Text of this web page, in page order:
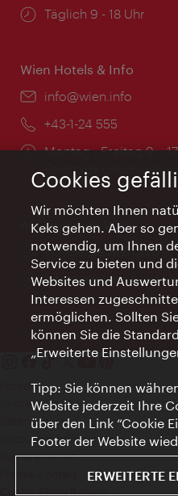
Öffnungszeiten:
Täglich 9 - 18 Uhr
Wien Hotels & Info
Email:
info@wien.info
Telefon:
+43-1-24 555
Öffnungszeiten:
Montag - Freitag 9 –
Feiertags geschlossen
AI Concierge Wien
Ort:
concierge.wien.info
Öffnungszeiten:
Informationen rund
Kontakt
Impressum
Datenschutz
Nutzungsbedingungen
Barrierefreiheit
Cookie Einstellungen
Cookies
Wir möchten Ihnen
Keks gehen. Aber so
notwendig, um Ihnen
Service zu bieten und
Websites und
Interessen
ermöglichen. Sollten
können Sie die
„Erweiterte
Tipp: Sie können
Website jederzeit Ihre
über den Link “Cookie
Footer der Website
ERWEITERTE